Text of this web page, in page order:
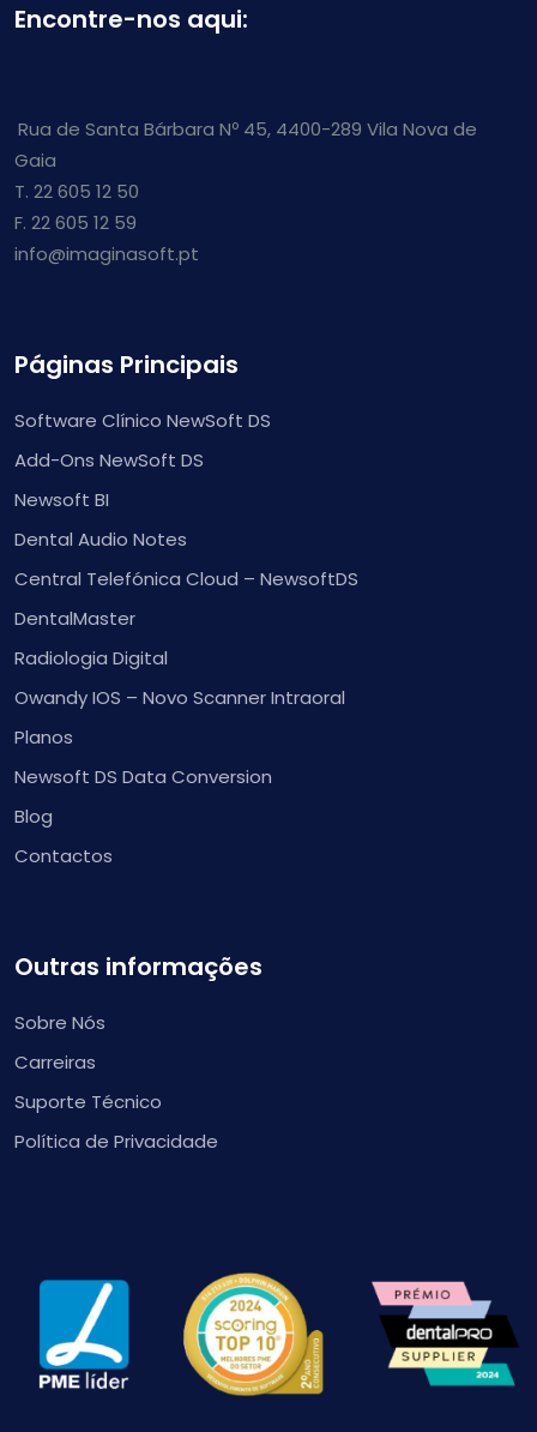
Encontre-nos aqui:
Rua de Santa Bárbara Nº 45, 4400-289 Vila Nova de
Gaia
T. 22 605 12 50
F. 22 605 12 59
info@imaginasoft.pt
Páginas Principais
Software Clínico NewSoft DS
Add-Ons NewSoft DS
Newsoft BI
Dental Audio Notes
Central Telefónica Cloud – NewsoftDS
DentalMaster
Radiologia Digital
Owandy IOS – Novo Scanner Intraoral
Planos
Newsoft DS Data Conversion
Blog
Contactos
Outras informações
Sobre Nós
Carreiras
Suporte Técnico
Política de Privacidade